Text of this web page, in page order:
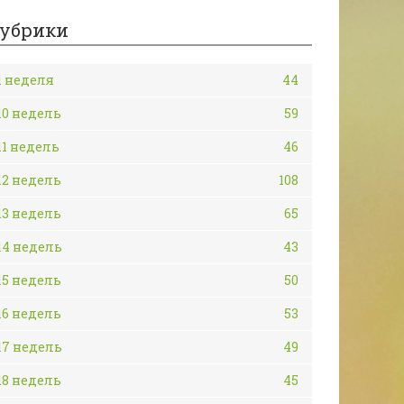
неделя
44
недель
59
недель
46
недель
108
недель
65
недель
43
недель
50
недель
53
недель
49
недель
45